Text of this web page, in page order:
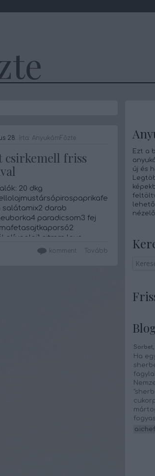
28. írta: AnyukámFőzte
csirkemell friss
20 dkg
salátamix2 darab
paradicsom3 fej
olívaolaj1 citrom leve
csirkemellet
Tovább
komment
Ezt a
új és
Ha